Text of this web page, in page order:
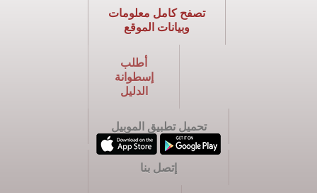
تصفح كامل معلومات
وبيانات الموقع
أطلب
إسطوانة
الدليل
تحميل تطبيق الموبيل
إتصل بنا